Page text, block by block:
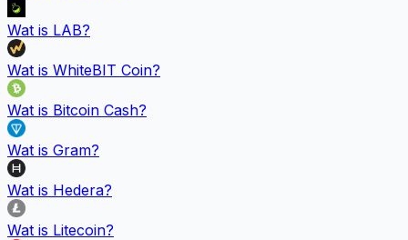
Wat is LAB?
Wat is WhiteBIT Coin?
Wat is Bitcoin Cash?
Wat is Gram?
Wat is Hedera?
Wat is Litecoin?